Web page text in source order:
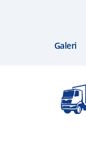
Galeri